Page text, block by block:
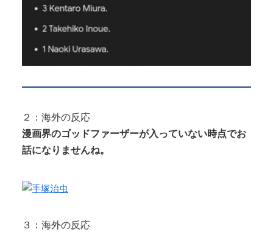
２：海外の反応
漫画界のゴッドファーザーが入っていない時点でお
話になりませんね。
３：海外の反応